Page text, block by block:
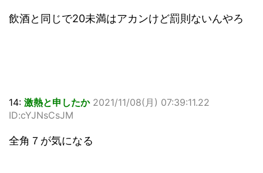
飲酒と同じで20未満はアカンけど罰則ないんやろ
14: 激熱と申したか 2021/11/08(月) 07:39:11.22
ID:cYJNsCsJM
全角７が気になる